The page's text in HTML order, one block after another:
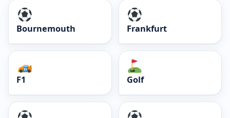
Bournemouth Frankfurt
F1 Golf